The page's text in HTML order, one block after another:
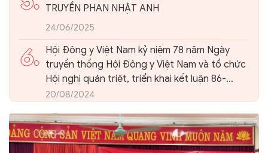
TRUYỀN PHAN NHẬT ANH
24/06/2025
6. Hội Đông y Việt Nam kỷ niệm 78 năm Ngày
truyền thống Hội Đông y Việt Nam và tổ chức
Hội nghị quán triệt, triển khai kết luận 86-
KL/TW của Ban Bí thư Trung ương Đảng về
Hội Đông y Việt Nam trong giai đoạn mới.
20/08/2024